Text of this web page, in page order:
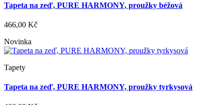
Tapeta na zeď, PURE HARMONY, proužky béžová
466,00 Kč
Novinka
Tapety
Tapeta na zeď, PURE HARMONY, proužky tyrkysová